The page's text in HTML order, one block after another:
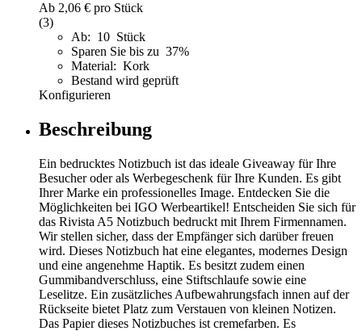
Ab 2,06 € pro Stück
(3)
Ab: 10 Stück
Sparen Sie bis zu 37%
Material: Kork
Bestand wird geprüft
Konfigurieren
Beschreibung
Ein bedrucktes Notizbuch ist das ideale Giveaway für Ihre
Besucher oder als Werbegeschenk für Ihre Kunden. Es gibt
Ihrer Marke ein professionelles Image. Entdecken Sie die
Möglichkeiten bei IGO Werbeartikel! Entscheiden Sie sich für
das Rivista A5 Notizbuch bedruckt mit Ihrem Firmennamen.
Wir stellen sicher, dass der Empfänger sich darüber freuen
wird. Dieses Notizbuch hat eine elegantes, modernes Design
und eine angenehme Haptik. Es besitzt zudem einen
Gummibandverschluss, eine Stiftschlaufe sowie eine
Leselitze. Ein zusätzliches Aufbewahrungsfach innen auf der
Rückseite bietet Platz zum Verstauen von kleinen Notizen.
Das Papier dieses Notizbuches ist cremefarben. Es